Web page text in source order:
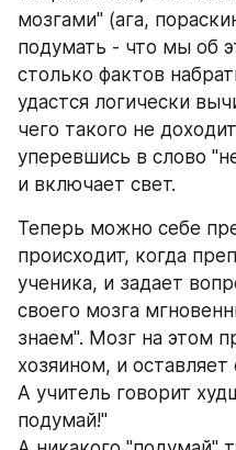
мозгами" (ага,
подумать - что мы об
столько фактов
удастся логически
чего такого не
уперевшись в слово
и включает свет.
Теперь можно себе
происходит, когда
ученика, и задает
своего мозга
знаем". Мозг на этом
хозяином, и
А учитель говорит
подумай!"